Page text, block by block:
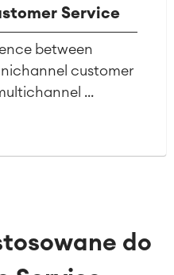
Service
between
customer
...
do